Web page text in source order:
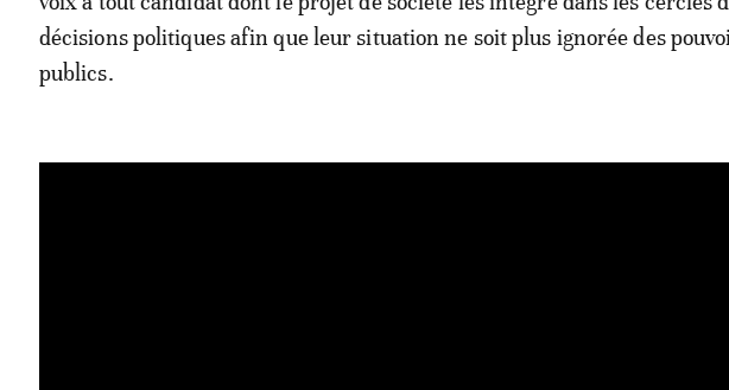
décisions politiques afin que leur situation ne soit plus ignorée des
publics.